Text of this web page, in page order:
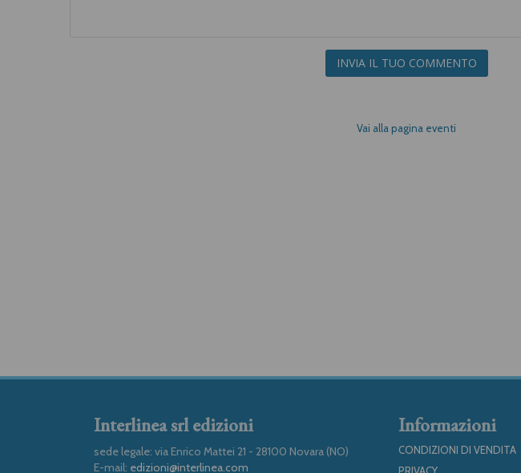
INVIA IL TUO COMMENTO
Vai alla pagina eventi
Interlinea srl edizioni
sede legale: via Enrico Mattei 21 - 28100 Novara (NO)
E-mail: edizioni@interlinea.com
Informazioni
CONDIZIONI DI VENDITA